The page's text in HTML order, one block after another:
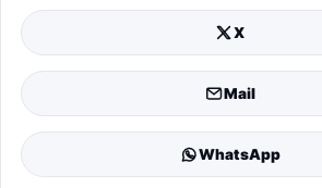
X
Mail
WhatsApp